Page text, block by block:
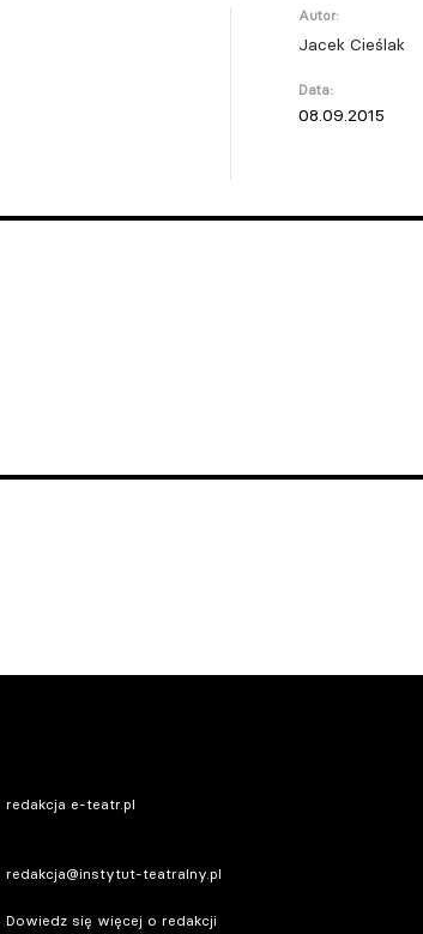
Autor:
Jacek Cieślak
Data:
08.09.2015
redakcja e-teatr.pl
redakcja@instytut-teatralny.pl
Dowiedz się więcej o redakcji